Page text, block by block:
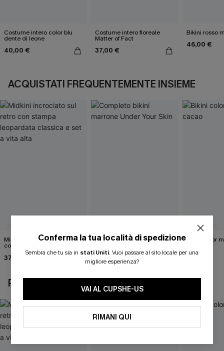
Costume intero color blu
dente di leone
40,00 €
Costume intero floreale
Matter of Fact
37,00 €
Bikini rosso
46,00 €
ACQUISTATI FREQUENTEMENTE INSIEME
Midkini incrociato sul retro
con stampa leopardata
classica e set a vita alta
37,00 €
Completo bikini marrone
40,00 €
Bikini color
40,00 €
POTREBBE INTERESSARTI ANCHE
Conferma la tua località di spedizione
Sembra che tu sia in stati Uniti. Vuoi passare al sito locale per una
migliore esperienza?
VAI AL CUPSHE-US
RIMANI QUI